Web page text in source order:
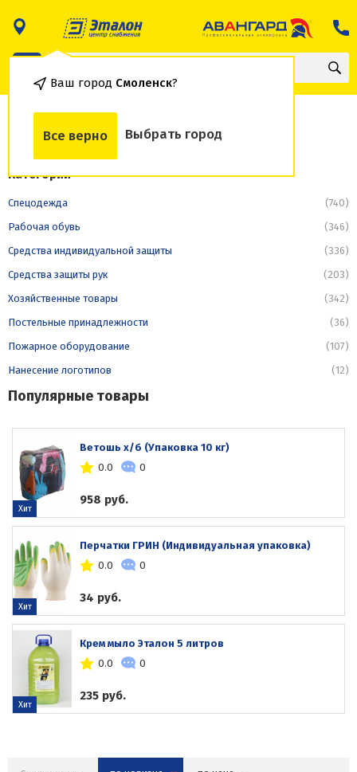
Ваш город Смоленск?
Все верно Выбрать город
Каталог
Категории
Спецодежда
(740)
Рабочая обувь
(346)
Средства индивидуальной защиты
(336)
Средства защиты рук
(203)
Хозяйственные товары
(342)
Постельные принадлежности
(36)
Пожарное оборудование
(107)
Нанесение логотипов
(12)
Популярные товары
Ветошь х/б (Упаковка 10 кг)
0.0
0
958 руб.
Хит
Перчатки ГРИН (Индивидуальная упаковка)
0.0
0
34 руб.
Хит
Крем мыло Эталон 5 литров
0.0
0
235 руб.
Хит